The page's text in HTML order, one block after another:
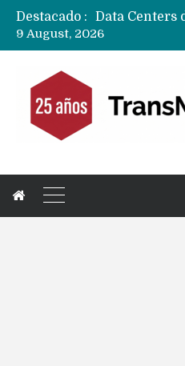
Destacado :
9 August, 2026